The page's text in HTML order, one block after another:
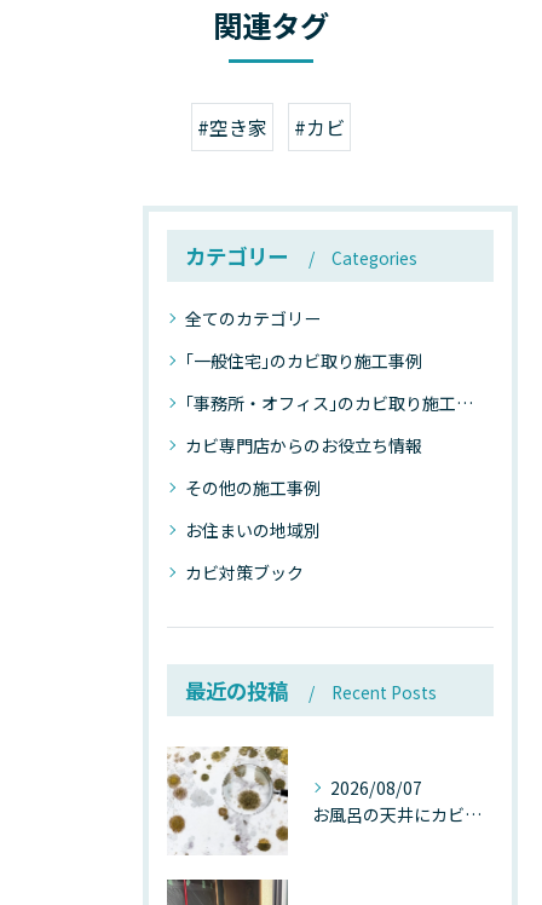
関連タグ
#空き家 #カビ
カテゴリー Categories
全てのカテゴリー
｢一般住宅｣のカビ取り施工事例
｢事務所・オフィス｣のカビ取り施工事例
カビ専門店からのお役立ち情報
その他の施工事例
お住まいの地域別
カビ対策ブック
最近の投稿 Recent Posts
2026/08/07
お風呂の天井にカビが生えたら要注意！2026年8月の猛暑・高湿度で急増する浴室カビの原因と正しい対策